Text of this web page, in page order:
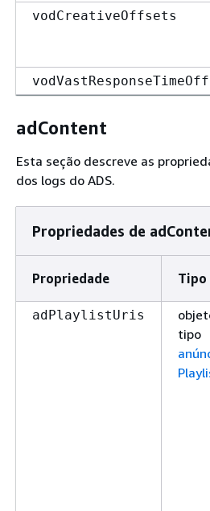
vodCreativeOffsets
adContent
Esta seção descreve as
dos logs do ADS.
Propriedades de
Propriedade Tipo
adPlaylistUris
tipo